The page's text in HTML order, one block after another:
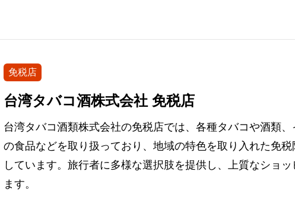
免税店
台湾タバコ酒株式会社 免税店
台湾タバコ酒類株式会社の免税店では、各種タバコや酒類
の食品などを取り扱っており、地域の特色を取り入れた免
しています。旅行者に多様な選択肢を提供し、上質なショ
ます。